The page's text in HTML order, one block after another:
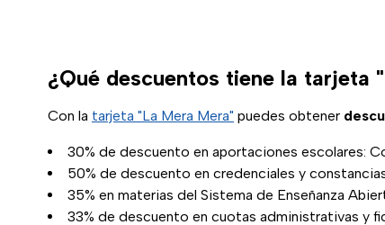
¿Qué descuentos tiene la tarjeta
Con la tarjeta "La Mera Mera" puedes obtener
30% de descuento en aportaciones escolares:
50% de descuento en credenciales y
35% en materias del Sistema de Enseñanza
33% de descuento en cuotas administrativas y